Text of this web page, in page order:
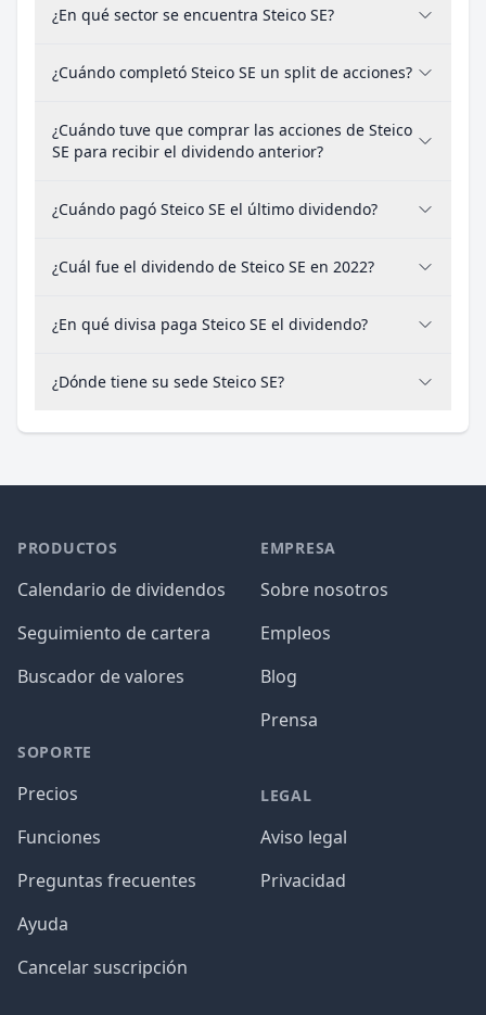
¿En qué sector se encuentra Steico SE?
¿Cuándo completó Steico SE un split de acciones?
¿Cuándo tuve que comprar las acciones de Steico
SE para recibir el dividendo anterior?
¿Cuándo pagó Steico SE el último dividendo?
¿Cuál fue el dividendo de Steico SE en 2022?
¿En qué divisa paga Steico SE el dividendo?
¿Dónde tiene su sede Steico SE?
PRODUCTOS
Calendario de dividendos
Seguimiento de cartera
Buscador de valores
SOPORTE
Precios
Funciones
Preguntas frecuentes
Ayuda
Cancelar suscripción
EMPRESA
Sobre nosotros
Empleos
Blog
Prensa
LEGAL
Aviso legal
Privacidad